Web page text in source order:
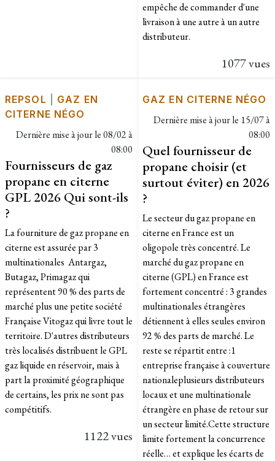
empêche de commander d'une
livraison à une autre à un autre
distributeur.
1077 vues
REPSOL
GAZ EN
CITERNE NÉGO
Dernière mise à jour le08/02 à
08:00
Fournisseurs de gaz
propane en citerne
GPL 2026 Qui sont-ils
?
La fourniture de gaz propane en
citerne est assurée par 3
multinationales Antargaz,
Butagaz, Primagaz qui
représentent 90 % des parts de
marché plus une petite société
Française Vitogaz qui livre tout le
territoire. D'autres distributeurs
très localisés distribuent le GPL
gaz liquide en réservoir, mais à
part la proximité géographique
de certains, les prix ne sont pas
compétitifs.
1122 vues
GAZ EN CITERNE NÉGO
Dernière mise à jour le 15/07 à
08:00
Quel fournisseur de
propane choisir (et
surtout éviter) en 2026
?
Le secteur du gaz propane en
citerne en France est un
oligopole très concentré. Le
marché du gaz propane en
citerne (GPL) en France est
fortement concentré : 3 grandes
multinationales étrangères
détiennent à elles seules environ
92 % des parts de marché. Le
reste se répartit entre :1
entreprise française à couverture
nationaleplusieurs distributeurs
locaux et une multinationale
étrangère en phase de retour sur
un secteur limité.Cette structure
limite fortement la concurrence
réelle… et explique les écarts de